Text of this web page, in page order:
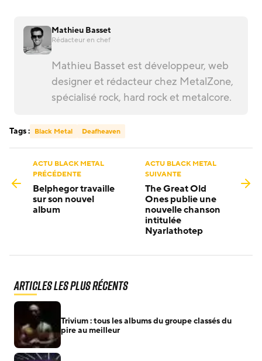
Mathieu Basset
Rédacteur en chef
Mathieu Basset est développeur, web
designer et rédacteur chez MetalZone,
spécialisé rock, hard rock et metalcore.
Tags : Black Metal Deafheaven
ACTU BLACK METAL
PRÉCÉDENTE
Belphegor travaille
sur son nouvel
album
ACTU BLACK METAL
SUIVANTE
The Great Old
Ones publie une
nouvelle chanson
intitulée
Nyarlathotep
Articles les plus récents
Trivium : tous les albums du groupe classés du
pire au meilleur